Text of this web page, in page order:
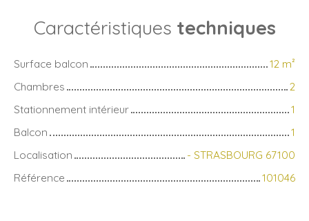
Caractéristiques techniques
Surface balcon 12 m²
Chambres
2
Stationnement intérieur
1
Balcon
1
Localisation
- STRASBOURG 67100
Référence
101046